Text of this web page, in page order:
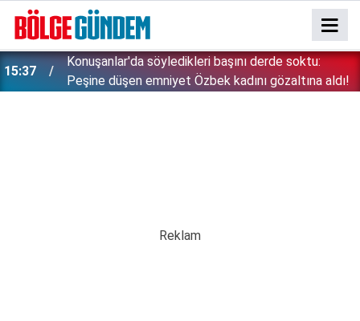
15:37
Konuşanlar'da söyledikleri başını derde soktu:
Peşine düşen emniyet Özbek kadını gözaltına aldı!